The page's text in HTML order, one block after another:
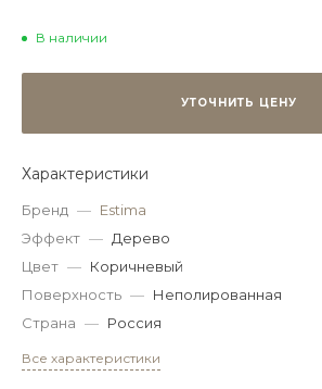
В наличии
УТОЧНИТЬ ЦЕНУ
Характеристики
Бренд — Estima
Эффект — Дерево
Цвет — Коричневый
Поверхность — Неполированная
Страна — Россия
Все характеристики